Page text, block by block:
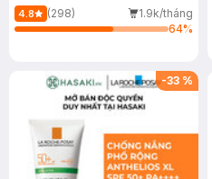
400ml
4.8 (298)
1.9k/tháng
64%
-33 %